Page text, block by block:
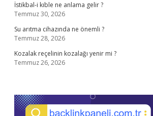
İstikbal-i kıble ne anlama gelir ?
Temmuz 30, 2026
Su arıtma cihazında ne önemli ?
Temmuz 28, 2026
Kozalak reçelinin kozalağı yenir mi ?
Temmuz 26, 2026